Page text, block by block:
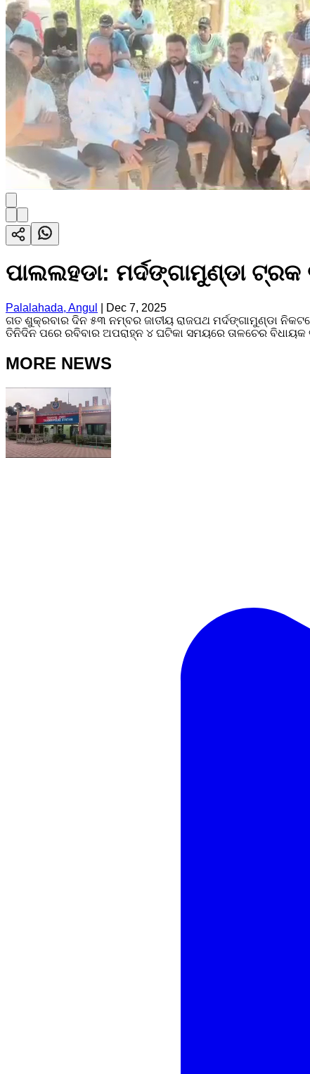
ପାଲଲହଡା: ମର୍ଦଙ୍ଗାମୁଣ୍ଡା ଟ୍ରକ
Palalahada, Angul
Dec 7, 2025
ଗତ ଶୁକ୍ରବାର ଦିନ ୫୩ ନମ୍ବର ଜାତୀୟ ରାଜପଥ ମର୍ଦଙ୍ଗାମୁଣ୍ଡା
ତିନିଦିନ ପରେ ରବିବାର ଅପରାହ୍ନ ୪ ଘଟିକା ସମୟରେ ତାଳଚେର
MORE NEWS